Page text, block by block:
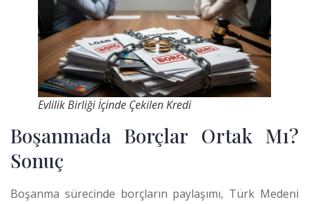
Evlilik Birliği İçinde Çekilen Kredi
Boşanmada Borçlar Ortak Mı?
Sonuç
Boşanma sürecinde borçların paylaşımı, Türk Medeni